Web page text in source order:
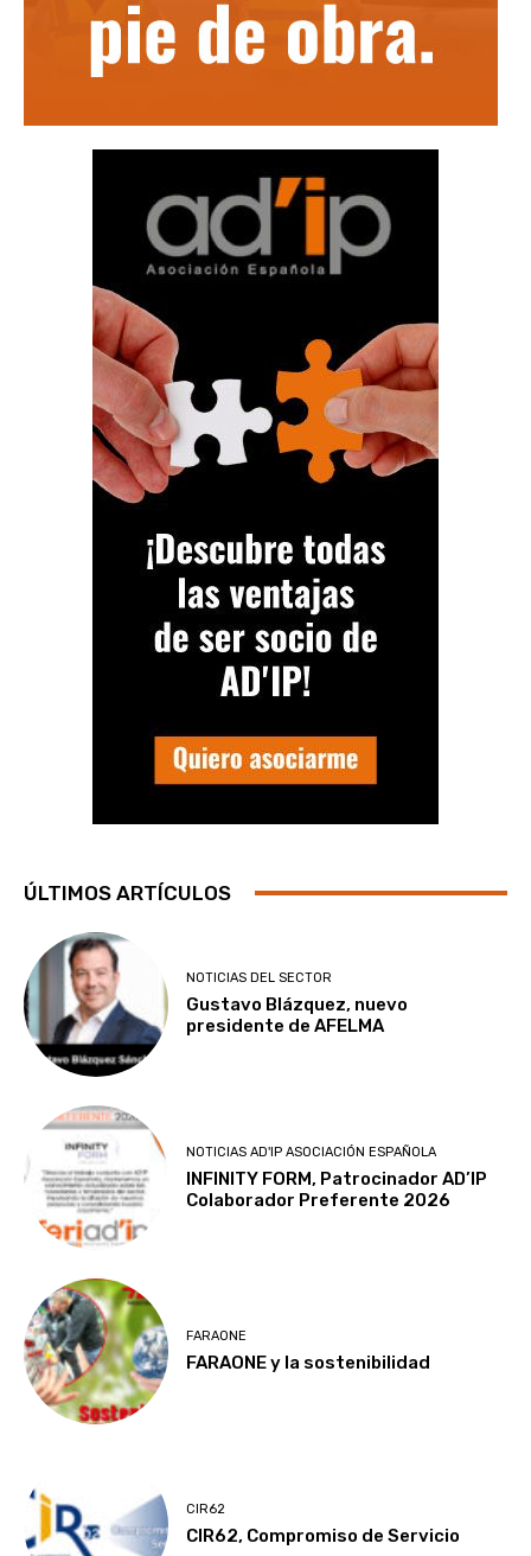
ÚLTIMOS ARTÍCULOS
NOTICIAS DEL SECTOR
Gustavo Blázquez, nuevo
presidente de AFELMA
NOTICIAS AD'IP ASOCIACIÓN ESPAÑOLA
INFINITY FORM, Patrocinador AD’IP
Colaborador Preferente 2026
FARAONE
FARAONE y la sostenibilidad
CIR62
CIR62, Compromiso de Servicio